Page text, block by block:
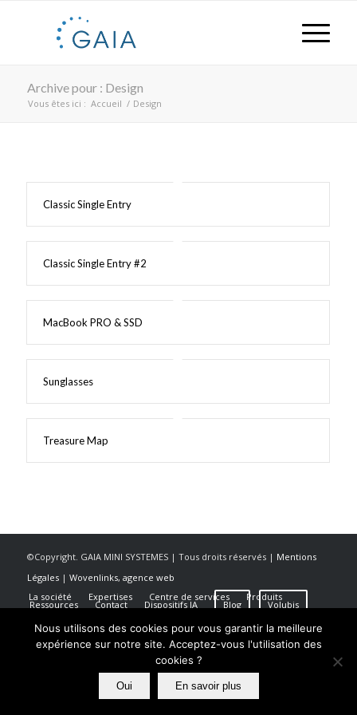
Archive pour : Design
Vous êtes ici : Accueil / Design
Classic Single Entry
Classic Single Entry #2
MacBook PRO & SSD
Sunglasses
Treasure Map
©Copyright. GAIA MINI SYSTEMES | Tous droits réservés | Mentions
Légales | Wovenlinks, agence web
La société
Expertises Centre de services Produits
Ressources Contact Dispositifs IA Blog Volubis
Nous utilisons des cookies pour vous garantir la meilleure
expérience sur notre site. Acceptez-vous l'utilisation des
cookies ?
Oui En savoir plus